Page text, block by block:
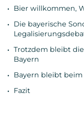
Bier willkommen,
Die bayerische
Trotzdem bleibt
Bayern
Bayern bleibt
Fazit